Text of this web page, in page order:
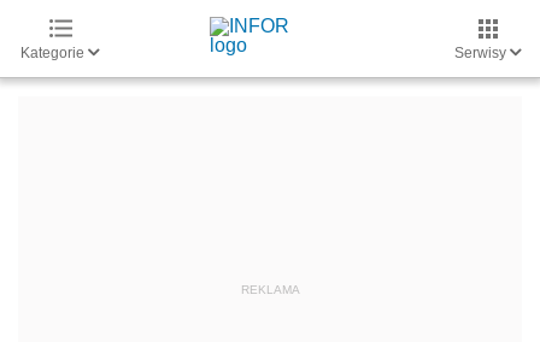
Kategorie Serwisy